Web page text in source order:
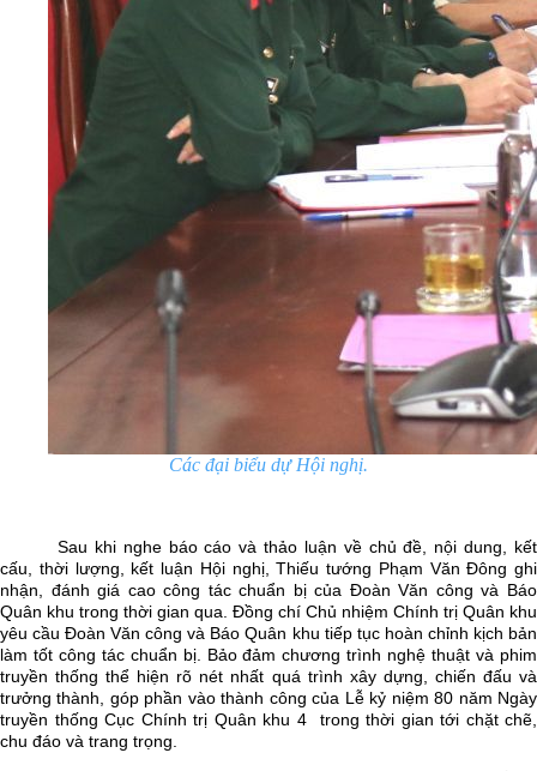
Các đại biểu dự Hội nghị.
Sau khi nghe báo cáo và thảo luận về chủ đề, nội dung, kết
cấu, thời lượng, kết luận Hội nghị, Thiếu tướng Phạm Văn Đông ghi
nhận, đánh giá cao công tác chuẩn bị của Đoàn Văn công và Báo
Quân khu trong thời gian qua. Đồng chí Chủ nhiệm Chính trị Quân khu
yêu cầu Đoàn Văn công và Báo Quân khu tiếp tục hoàn chỉnh kịch bản
làm tốt công tác chuẩn bị. Bảo đảm chương trình nghệ thuật và phim
truyền thống thể hiện rõ nét nhất quá trình xây dựng, chiến đấu và
trưởng thành, góp phần vào thành công của Lễ kỷ niệm 80 năm Ngày
truyền thống Cục Chính trị Quân khu 4 trong thời gian tới chặt chẽ,
chu đáo và trang trọng.